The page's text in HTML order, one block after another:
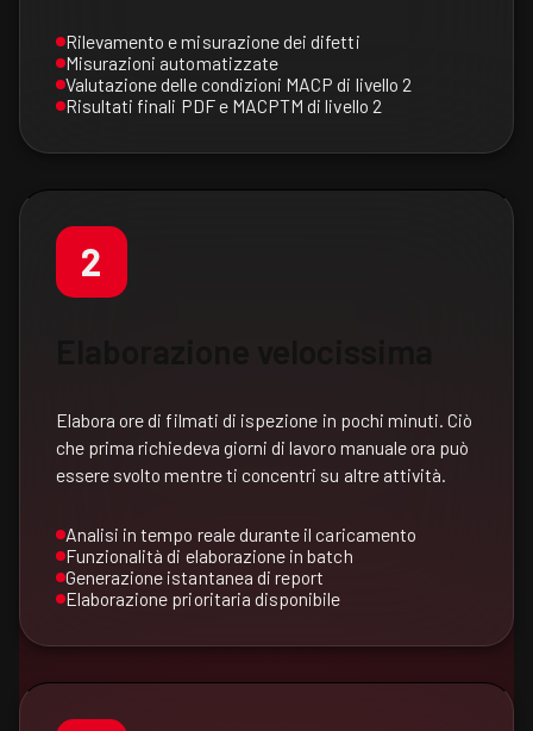
Rilevamento e misurazione dei difetti
Misurazioni automatizzate
Valutazione delle condizioni MACP di livello 2
Risultati finali PDF e MACPTM di livello 2
2
Elabora ore di filmati di ispezione in pochi minuti. Ciò
che prima richiedeva giorni di lavoro manuale ora può
essere svolto mentre ti concentri su altre attività.
Analisi in tempo reale durante il caricamento
Funzionalità di elaborazione in batch
Generazione istantanea di report
Elaborazione prioritaria disponibile